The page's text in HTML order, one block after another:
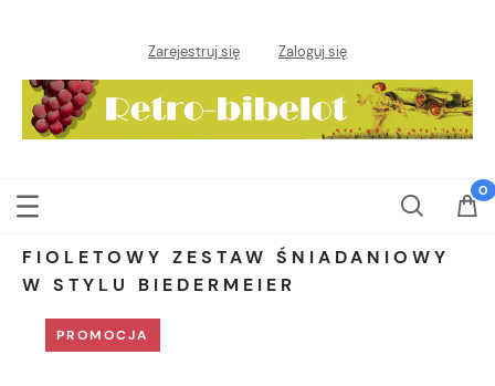
Zarejestruj się Zaloguj się
FIOLETOWY ZESTAW ŚNIADANIOWY
W STYLU BIEDERMEIER
PROMOCJA